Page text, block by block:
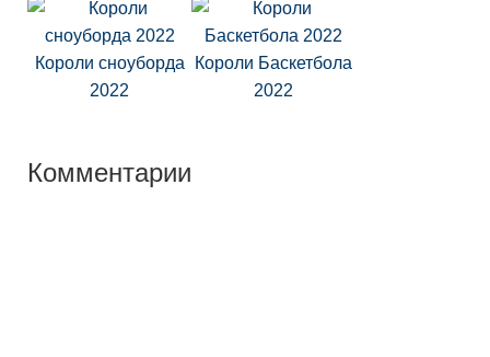
Короли сноуборда
2022
Короли Баскетбола
2022
Комментарии